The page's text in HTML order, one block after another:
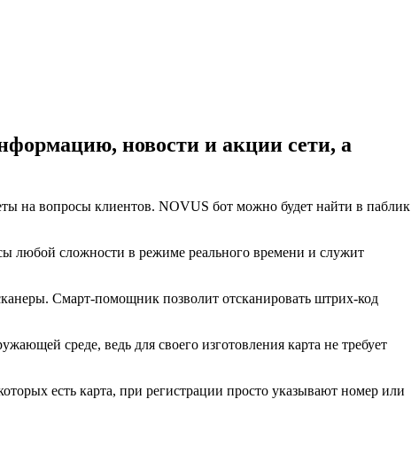
новости и акции сети, а
на вопросы клиентов. NOVUS бот можно будет найти в паблик
любой сложности в режиме реального времени и служит
Смарт-помощник позволит отсканировать штрих-код
среде, ведь для своего изготовления карта не требует
есть карта, при регистрации просто указывают номер или